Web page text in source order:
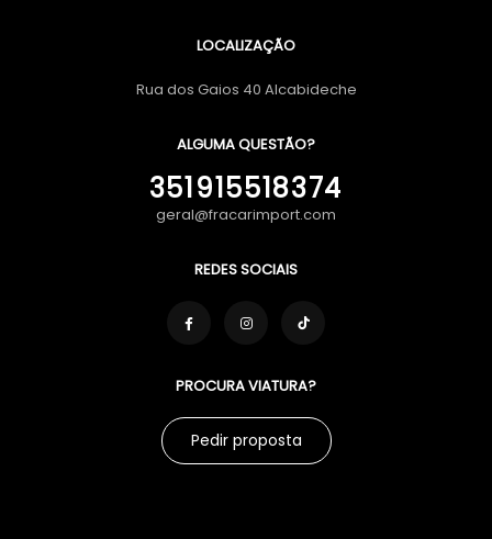
LOCALIZAÇÃO
Rua dos Gaios 40 Alcabideche
ALGUMA QUESTÃO?
351915518374
geral@fracarimport.com
REDES SOCIAIS
PROCURA VIATURA?
Pedir proposta